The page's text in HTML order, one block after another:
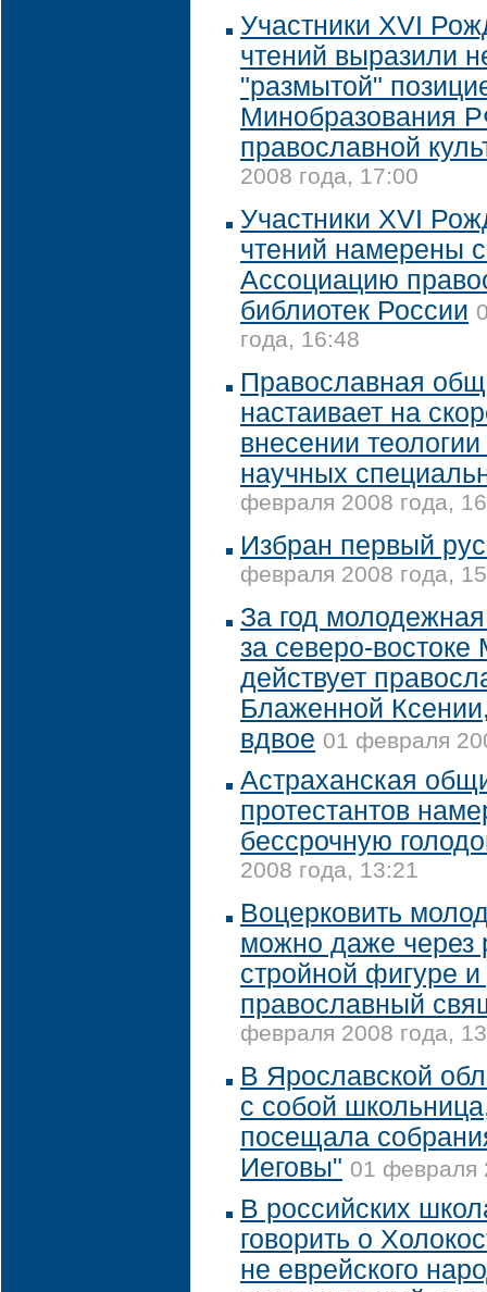
Участники XVI
чтений выразили
"размытой"
Минобразования
православной
2008 года, 17:00
Участники XVI
чтений намерены
Ассоциацию
библиотек России
года, 16:48
Православная
настаивает на
внесении
научных
февраля 2008 года,
Избран первый
февраля 2008 года,
За год
за северо-востоке
действует
Блаженной
вдвое 01 февраля
Астраханская
протестантов
бессрочную
2008 года, 13:21
Воцерковить
можно даже через
стройной фигуре и
православный
февраля 2008 года,
В Ярославской
с собой
посещала
Иеговы" 01 февраля
В российских
говорить о
не еврейского